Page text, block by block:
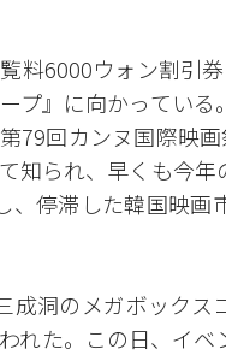
料6000ウォン割引
プ』に向かってい
79回カンヌ国際映
知られ、早くも今
、停滞した韓国映
成洞のメガボック
れた。この日、イ